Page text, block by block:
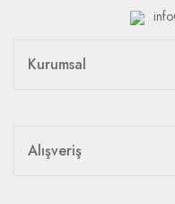
Kurumsal
Alışveriş